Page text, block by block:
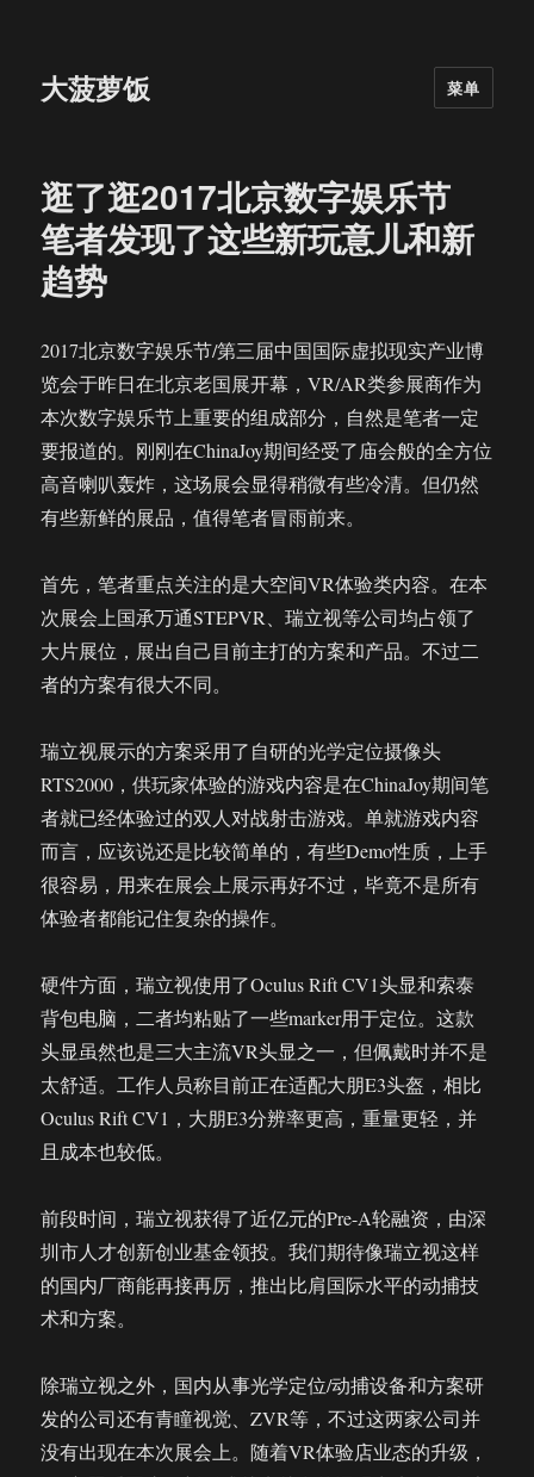
大菠萝饭 菜单
逛了逛2017北京数字娱乐节
笔者发现了这些新玩意儿和新
趋势
2017北京数字娱乐节/第三届中国国际虚拟现实产业博
览会于昨日在北京老国展开幕，VR/AR类参展商作为
本次数字娱乐节上重要的组成部分，自然是笔者一定
要报道的。刚刚在ChinaJoy期间经受了庙会般的全方位
高音喇叭轰炸，这场展会显得稍微有些冷清。但仍然
有些新鲜的展品，值得笔者冒雨前来。
首先，笔者重点关注的是大空间VR体验类内容。在本
次展会上国承万通STEPVR、瑞立视等公司均占领了
大片展位，展出自己目前主打的方案和产品。不过二
者的方案有很大不同。
瑞立视展示的方案采用了自研的光学定位摄像头
RTS2000，供玩家体验的游戏内容是在ChinaJoy期间笔
者就已经体验过的双人对战射击游戏。单就游戏内容
而言，应该说还是比较简单的，有些Demo性质，上手
很容易，用来在展会上展示再好不过，毕竟不是所有
体验者都能记住复杂的操作。
硬件方面，瑞立视使用了Oculus Rift CV1头显和索泰
背包电脑，二者均粘贴了一些marker用于定位。这款
头显虽然也是三大主流VR头显之一，但佩戴时并不是
太舒适。工作人员称目前正在适配大朋E3头盔，相比
Oculus Rift CV1，大朋E3分辨率更高，重量更轻，并
且成本也较低。
前段时间，瑞立视获得了近亿元的Pre-A轮融资，由深
圳市人才创新创业基金领投。我们期待像瑞立视这样
的国内厂商能再接再厉，推出比肩国际水平的动捕技
术和方案。
除瑞立视之外，国内从事光学定位/动捕设备和方案研
发的公司还有青瞳视觉、ZVR等，不过这两家公司并
没有出现在本次展会上。随着VR体验店业态的升级，